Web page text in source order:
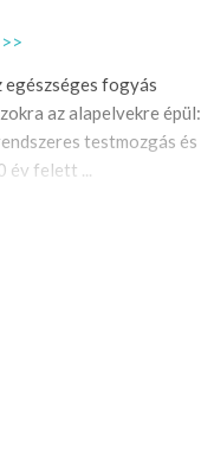
fogyás
az alapelvekre épül:
testmozgás és
év felett ...